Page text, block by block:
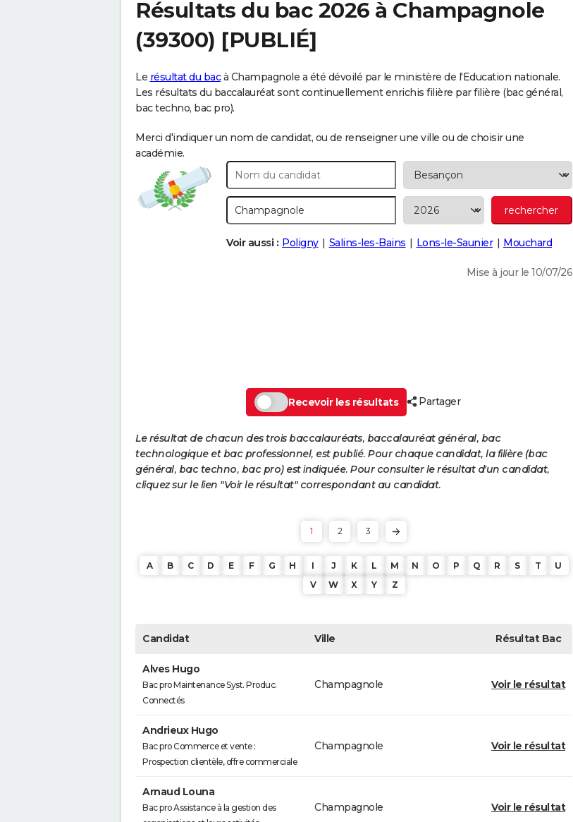
Résultats du bac 2026 à Champagnole
(39300) [PUBLIÉ]
Le résultat du bacà Champagnole a été dévoilé par le ministère de l'Education nationale.
Les résultats du baccalauréat sont continuellement enrichis filière par filière (bac général,
bac techno, bac pro).
Merci d'indiquer un nom de candidat, ou de renseigner une ville ou de choisir une
académie.
Voir aussi : Poligny Salins-les-Bains Lons-le-Saunier Mouchard
Mise à jour le 10/07/26
Recevoir les résultats Partager
Le résultat de chacun des trois baccalauréats, baccalauréat général, bac
technologique et bac professionnel, est publié. Pour chaque candidat, la filière (bac
général, bac techno, bac pro) est indiquée. Pour consulter le résultat d'un candidat,
cliquez sur le lien "Voir le résultat" correspondant au candidat.
1 2 3
A B C D E F G H I J K L M N O P Q R S T
U
V
W X Y Z
Candidat Ville RésultatBac
Alves Hugo
Bac pro Maintenance Syst. Produc.
Connectés
Champagnole Voir le résultat
Andrieux Hugo
Bac pro Commerce et vente :
Prospection clientèle, offre commerciale
Champagnole Voir le résultat
Arnaud Louna
Bac pro Assistance à la gestion des
Champagnole Voir le résultat